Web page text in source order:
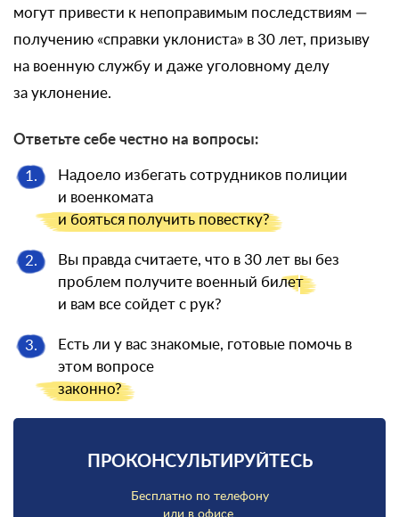
могут привести к непоправимым последствиям —
получению «справки уклониста» в 30 лет, призыву
на военную службу и даже уголовному делу
за уклонение.
Ответьте себе честно на вопросы:
1.
Надоело избегать сотрудников полиции
и военкомата
и бояться получить повестку?
2.
Вы правда считаете, что в 30 лет вы без
проблем получите военный билет
и вам все сойдет с рук?
3.
Есть ли у вас знакомые, готовые помочь в
этом вопросе
законно?
ПРОКОНСУЛЬТИРУЙТЕСЬ
Бесплатно по телефону
или в офисе.